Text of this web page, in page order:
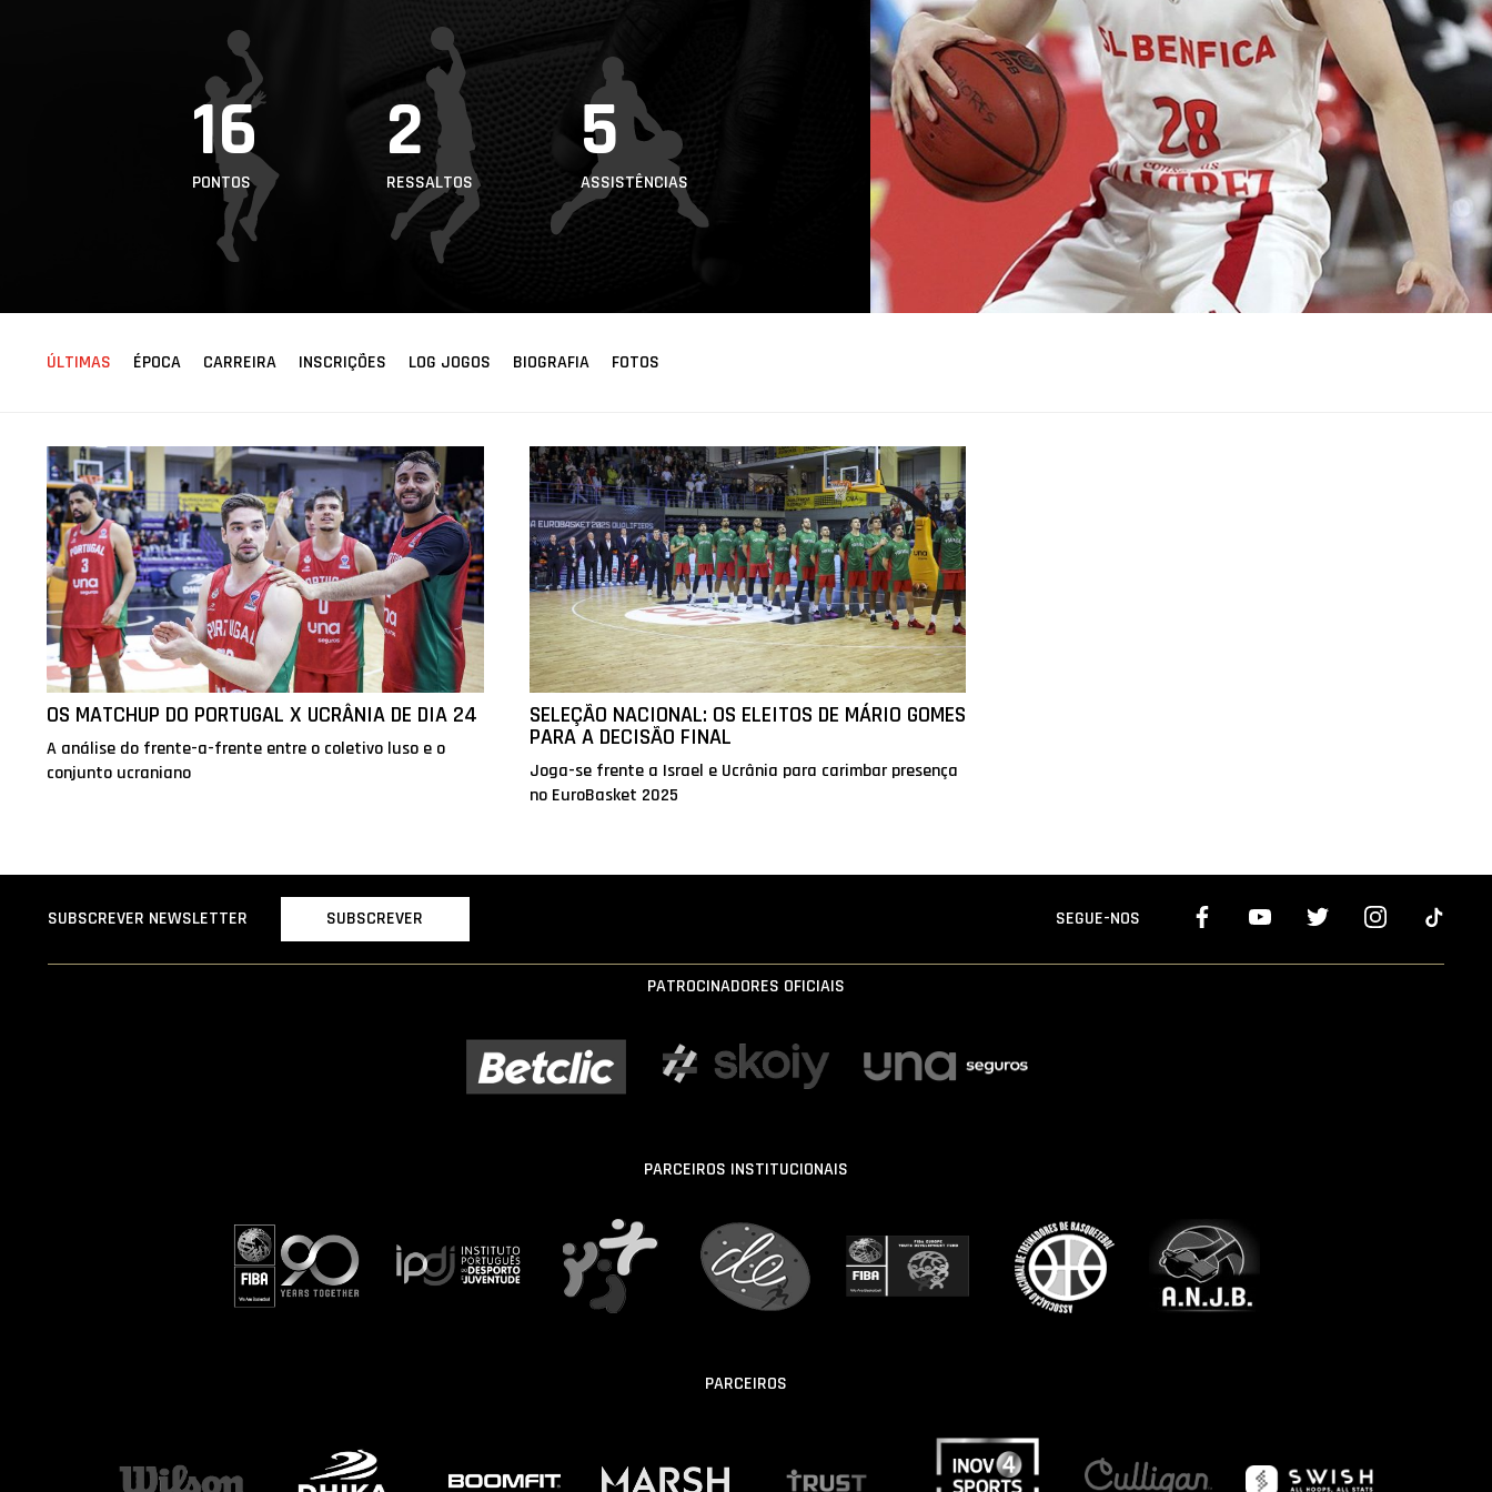
ÁREA TÉCNICA
16
PONTOS
2
RESSALTOS
5
ASSISTÊNCIAS
ÚLTIMAS ÉPOCA CARREIRA INSCRIÇÕES LOG JOGOS BIOGRAFIA FOTOS
OS MATCHUP DO PORTUGAL X UCRÂNIA DE DIA 24
A análise do frente-a-frente entre o coletivo luso e o
conjunto ucraniano
SELEÇÃO NACIONAL: OS ELEITOS DE MÁRIO GOMES
PARA A DECISÃO FINAL
Joga-se frente a Israel e Ucrânia para carimbar presença
no EuroBasket 2025
SUBSCREVER NEWSLETTER SUBSCREVER SEGUE-NOS
PATROCINADORES OFICIAIS
PARCEIROS INSTITUCIONAIS
PARCEIROS